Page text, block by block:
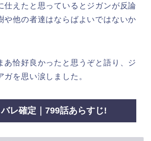
仕えたと思っているとジガンが反論
や他の者達はならばよいではないか
あ恰好良かったと思うぞと語り、ジ
ガを思い涙しました。
レ確定｜799話あらすじ!